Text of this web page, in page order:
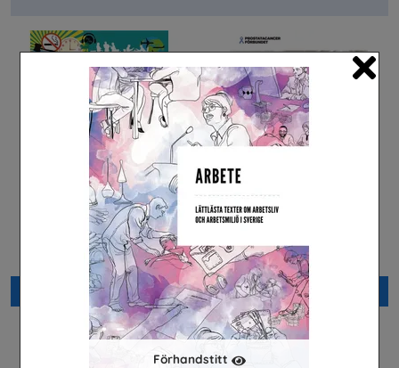
Förhandstitt
Arbetsmiljö
Arena Skolinformation
Beställ 0kr
Nästan alla män
Prostatacancerförbundet
Beställ 0kr